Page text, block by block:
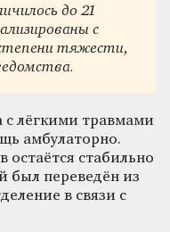
до 21
с
степени тяжести,
с лёгкими травмами
амбулаторно.
остаётся стабильно
был переведён из
в связи с